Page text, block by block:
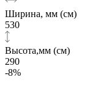
Ширина, мм (см)
530
Высота,мм (см)
290
-8%